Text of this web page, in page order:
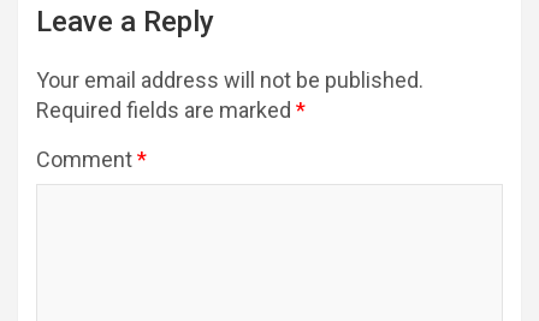
Leave a Reply
Your email address will not be published.
Required fields are marked *
Comment*